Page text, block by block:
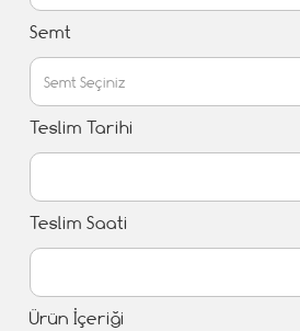
Semt
Teslim Tarihi
Teslim Saati
Ürün İçeriği